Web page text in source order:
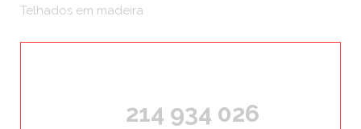
Telhados em madeira
214 934 026